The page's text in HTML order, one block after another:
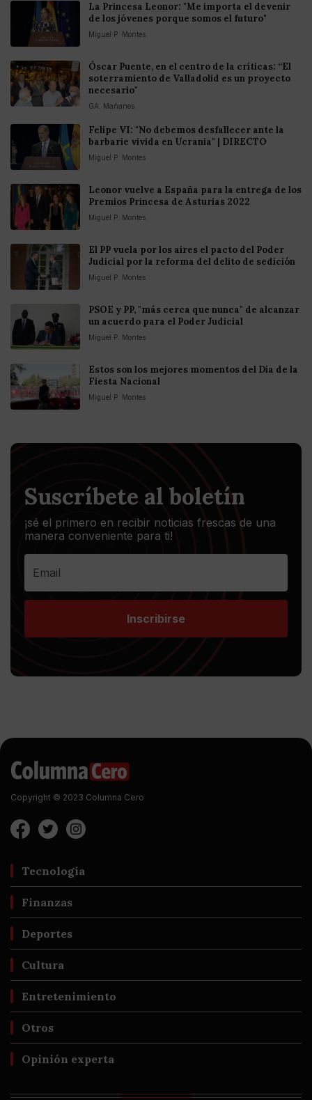
La Princesa Leonor: "Me importa el devenir
de los jóvenes porque somos el futuro"
Miguel P. Montes
Óscar Puente, en el centro de la críticas: “El
soterramiento de Valladolid es un proyecto
necesario"
GA. Mañanes
Felipe VI: "No debemos desfallecer ante la
barbarie vivida en Ucrania" | DIRECTO
Miguel P. Montes
Leonor vuelve a España para la entrega de los
Premios Princesa de Asturias 2022
Miguel P. Montes
El PP vuela por los aires el pacto del Poder
Judicial por la reforma del delito de sedición
Miguel P. Montes
PSOE y PP, "más cerca que nunca" de alcanzar
un acuerdo para el Poder Judicial
Miguel P. Montes
Estos son los mejores momentos del Día de la
Fiesta Nacional
Miguel P. Montes
Suscríbete al boletín
¡sé el primero en recibir noticias frescas de una
manera conveniente para ti!
Inscribirse
Copyright © 2023 Columna Cero
Tecnología
Finanzas
Deportes
Cultura
Entretenimiento
Otros
Opinión experta